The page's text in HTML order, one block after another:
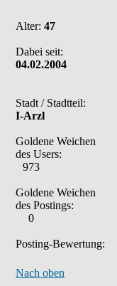
Alter: 47
Dabei seit:
04.02.2004
Stadt / Stadtteil:
I-Arzl
Goldene Weichen
des Users:
973
Goldene Weichen
des Postings:
0
Posting-Bewertung:
Nach oben